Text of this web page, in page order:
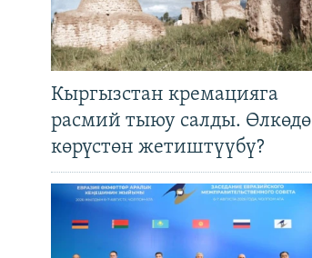
Кыргызстан кремацияга
расмий тыюу салды. Өлкөдө
көрүстөн жетиштүүбү?